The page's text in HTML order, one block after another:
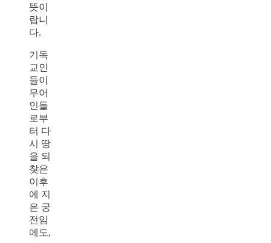
뜻이
랍니
다.
기독
교인
들이
무어
인들
로부
터 다
시 땅
을 되
찾은
이후
에 지
은 궁
전임
에도,